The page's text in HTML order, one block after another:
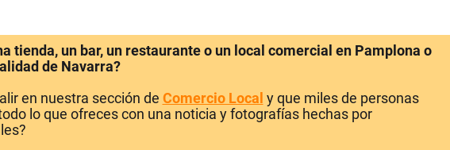
tienda, un bar, un restaurante o un local comercial en Pamplona o
de Navarra?
en nuestra sección de Comercio Local y que miles de personas
lo que ofreces con una noticia y fotografías hechas por